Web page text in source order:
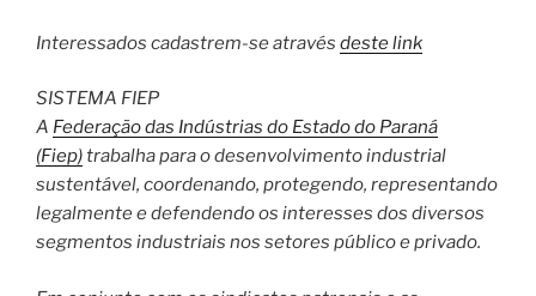
Interessados cadastrem-se através deste link
SISTEMA FIEP
A Federação das Indústrias do Estado do Paraná
(Fiep)trabalha para o desenvolvimento industrial
sustentável, coordenando, protegendo, representando
legalmente e defendendo os interesses dos diversos
segmentos industriais nos setores público e privado.